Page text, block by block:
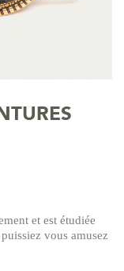
et est étudiée
vous amusez